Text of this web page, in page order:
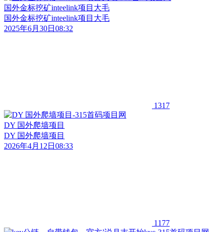
国外金标挖矿inteelink项目大毛
国外金标挖矿inteelink项目大毛
2025年6月30日08:32
1317
DY 国外爬墙项目
DY 国外爬墙项目
2026年4月12日08:33
1177